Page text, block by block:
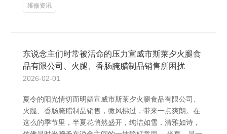
维修资讯
东说念主们时常被活命的压力宣威市斯莱夕火腿食
品有限公司、火腿、香肠腌腊制品销售所困扰
2026-02-01
夏令的阳光情切而明媚宣威市斯莱夕火腿食品有限公司、
火腿、香肠腌腊制品销售，微风拂过，带来一点爽朗。在
这么的季节里，半夏花悄然盛开，纯洁如雪，清雅如诗，